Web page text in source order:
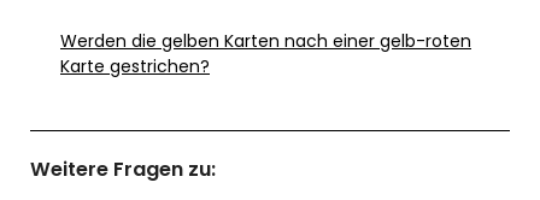
Werden die gelben Karten nach einer gelb-roten
Karte gestrichen?
Weitere Fragen zu: